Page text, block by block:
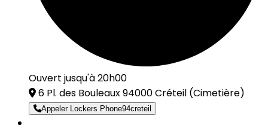
Ouvert jusqu'à 20h00
6 Pl. des Bouleaux 94000 Créteil (Cimetière)
Appeler Lockers Phone94creteil